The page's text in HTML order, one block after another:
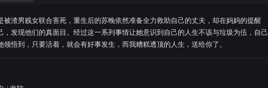
渣男贱女联合害死，重生后的苏晚依然准备全力救助自己的丈夫，却在妈妈的提醒
发现他们的真面目。经过这一系列事情让她意识到自己的人生不该与垃圾为伍，自己
悟到，只要活着，就会有好事发生，而我糟糕透顶的人生，送给你了。